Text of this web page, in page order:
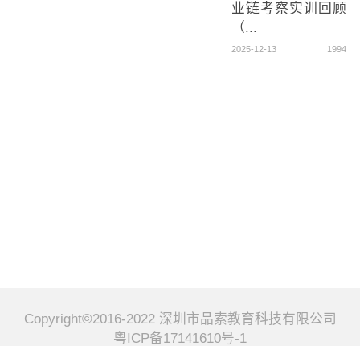
业链考察实训回顾
（...
2025-12-13 1994
Copyright©2016-2022 深圳市品索教育科技有限公司
粤ICP备17141610号-1